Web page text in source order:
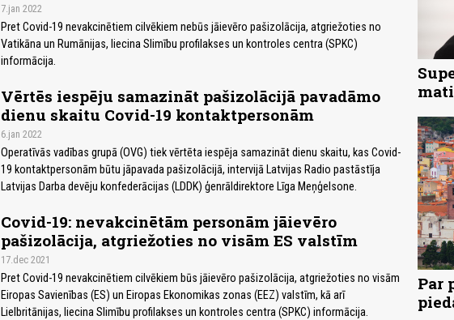
7.jan 2022
Pret Covid-19 nevakcinētiem cilvēkiem nebūs jāievēro pašizolācija, atgriežoties no
Vatikāna un Rumānijas, liecina Slimību profilakses un kontroles centra (SPKC)
informācija.
Vērtēs iespēju samazināt pašizolācijā pavadāmo
dienu skaitu Covid-19 kontaktpersonām
6.jan 2022
Operatīvās vadības grupā (OVG) tiek vērtēta iespēja samazināt dienu skaitu, kas Covid-
19 kontaktpersonām būtu jāpavada pašizolācijā, intervijā Latvijas Radio pastāstīja
Latvijas Darba devēju konfederācijas (LDDK) ģenrāldirektore Līga Meņģelsone.
Covid-19: nevakcinētām personām jāievēro
pašizolācija, atgriežoties no visām ES valstīm
17.dec 2021
Pret Covid-19 nevakcinētiem cilvēkiem būs jāievēro pašizolācija, atgriežoties no visām
Eiropas Savienības (ES) un Eiropas Ekonomikas zonas (EEZ) valstīm, kā arī
Lielbritānijas, liecina Slimību profilakses un kontroles centra (SPKC) informācija.
Par